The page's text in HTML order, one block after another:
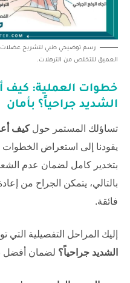
رسم توضيحي طبي لتشريح عضلات
العميق للتخلص من الترهلات.
خطوات العملية: كيف
الشديد جراحياً؟ بأمان
تساؤلك المستمر حولكيف
يقودنا إلى استعراض الخطوات
بتخدير كامل لضمان عدم
بالتالي، يتمكن الجراح من
فائقة.
إليك المراحل التفصيلية التي
الشديد جراحياً؟ لضمان أفضل